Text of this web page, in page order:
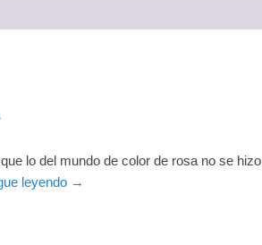
lo del mundo de color de rosa no se hizo
leyendo →